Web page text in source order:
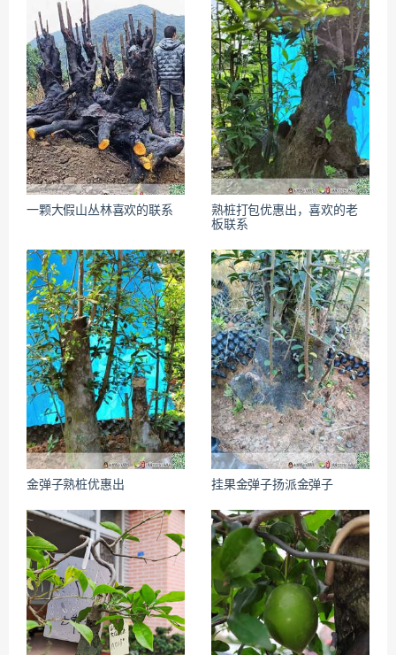
一颗大假山丛林喜欢的联系
熟桩打包优惠出，喜欢的老
板联系
金弹子熟桩优惠出 挂果金弹子扬派金弹子